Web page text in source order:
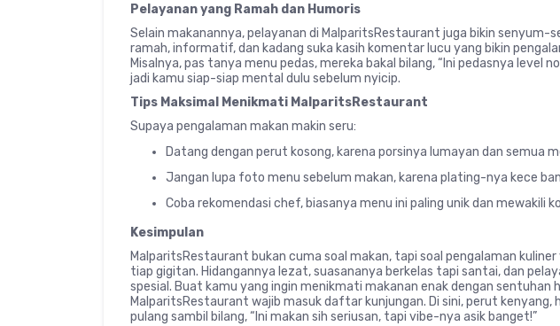
Pelayanan yang Ramah dan Humoris
Selain makanannya, pelayanan di MalparitsRestaurant juga bikin senyum-
ramah, informatif, dan kadang suka kasih komentar lucu yang bikin
Misalnya, pas tanya menu pedas, mereka bakal bilang, “Ini pedasnya level
jadi kamu siap-siap mental dulu sebelum nyicip.
Tips Maksimal Menikmati MalparitsRestaurant
Supaya pengalaman makan makin seru:
Datang dengan perut kosong, karena porsinya lumayan dan semua
Jangan lupa foto menu sebelum makan, karena plating-nya kece
Coba rekomendasi chef, biasanya menu ini paling unik dan mewakili
Kesimpulan
MalparitsRestaurant bukan cuma soal makan, tapi soal pengalaman
tiap gigitan. Hidangannya lezat, suasananya berkelas tapi santai, dan
spesial. Buat kamu yang ingin menikmati makanan enak dengan sentuhan
MalparitsRestaurant wajib masuk daftar kunjungan. Di sini, perut kenyang,
pulang sambil bilang, “Ini makan sih seriusan, tapi vibe-nya asik banget!”